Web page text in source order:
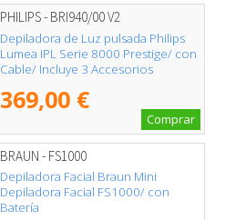
PHILIPS - BRI940/00 V2
Depiladora de Luz pulsada Philips
Lumea IPL Serie 8000 Prestige/ con
Cable/ Incluye 3 Accesorios
369,00 €
Comprar
BRAUN - FS1000
Depiladora Facial Braun Mini
Depiladora Facial FS1000/ con
Batería